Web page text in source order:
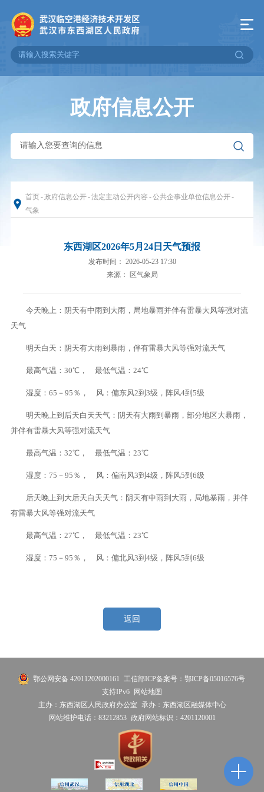
政府信息公开
首页-政府信息公开-法定主动公开内容 -公共企事业单位信息公开-
气象
东西湖区2026年5月24日天气预报
发布时间： 2026-05-23 17:30
来源： 区气象局
今天晚上：阴天有中雨到大雨，局地暴雨并伴有雷暴大风等强对流
天气
明天白天：阴天有大雨到暴雨，伴有雷暴大风等强对流天气
最高气温：30℃， 最低气温：24℃
湿度：65－95％， 风：偏东风2到3级，阵风4到5级
明天晚上到后天白天天气：阴天有大雨到暴雨，部分地区大暴雨，
并伴有雷暴大风等强对流天气
最高气温：32℃， 最低气温：23℃
湿度：75－95％， 风：偏南风3到4级，阵风5到6级
后天晚上到大后天白天天气：阴天有中雨到大雨，局地暴雨，并伴
有雷暴大风等强对流天气
最高气温：27℃， 最低气温：23℃
湿度：75－95％， 风：偏北风3到4级，阵风5到6级
返回
鄂公网安备 42011202000161
工信部ICP备案号：鄂ICP备05016576号
支持IPv6 网站地图
主办：东西湖区人民政府办公室
承办：东西湖区融媒体中心
网站维护电话：83212853 政府网站标识：4201120001